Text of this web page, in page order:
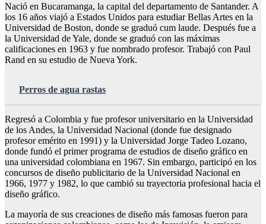
Nació en Bucaramanga, la capital del departamento de Santander. A
los 16 años viajó a Estados Unidos para estudiar Bellas Artes en la
Universidad de Boston, donde se graduó cum laude. Después fue a
la Universidad de Yale, donde se graduó con las máximas
calificaciones en 1963 y fue nombrado profesor. Trabajó con Paul
Rand en su estudio de Nueva York.
Perros de agua rastas
Regresó a Colombia y fue profesor universitario en la Universidad
de los Andes, la Universidad Nacional (donde fue designado
profesor emérito en 1991) y la Universidad Jorge Tadeo Lozano,
donde fundó el primer programa de estudios de diseño gráfico en
una universidad colombiana en 1967. Sin embargo, participó en los
concursos de diseño publicitario de la Universidad Nacional en
1966, 1977 y 1982, lo que cambió su trayectoria profesional hacia el
diseño gráfico.
La mayoría de sus creaciones de diseño más famosas fueron para